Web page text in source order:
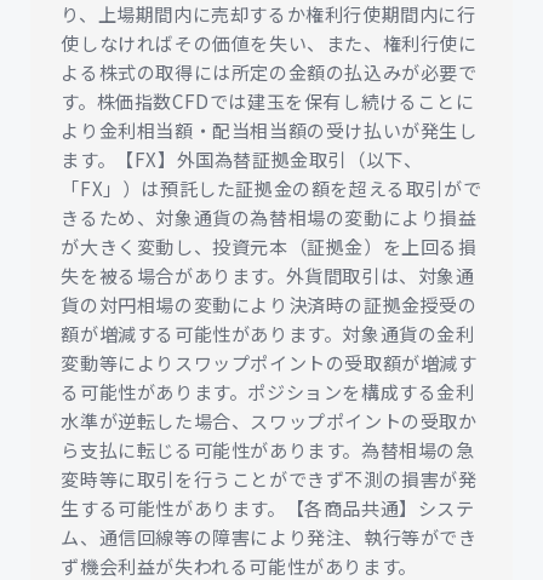
り、上場期間内に売却するか権利行使期間内に行
使しなければその価値を失い、また、権利行使に
よる株式の取得には所定の金額の払込みが必要で
す。株価指数CFDでは建玉を保有し続けることに
より金利相当額・配当相当額の受け払いが発生し
ます。【FX】外国為替証拠金取引（以下、
「FX」）は預託した証拠金の額を超える取引がで
きるため、対象通貨の為替相場の変動により損益
が大きく変動し、投資元本（証拠金）を上回る損
失を被る場合があります。外貨間取引は、対象通
貨の対円相場の変動により決済時の証拠金授受の
額が増減する可能性があります。対象通貨の金利
変動等によりスワップポイントの受取額が増減す
る可能性があります。ポジションを構成する金利
水準が逆転した場合、スワップポイントの受取か
ら支払に転じる可能性があります。為替相場の急
変時等に取引を行うことができず不測の損害が発
生する可能性があります。【各商品共通】システ
ム、通信回線等の障害により発注、執行等ができ
ず機会利益が失われる可能性があります。